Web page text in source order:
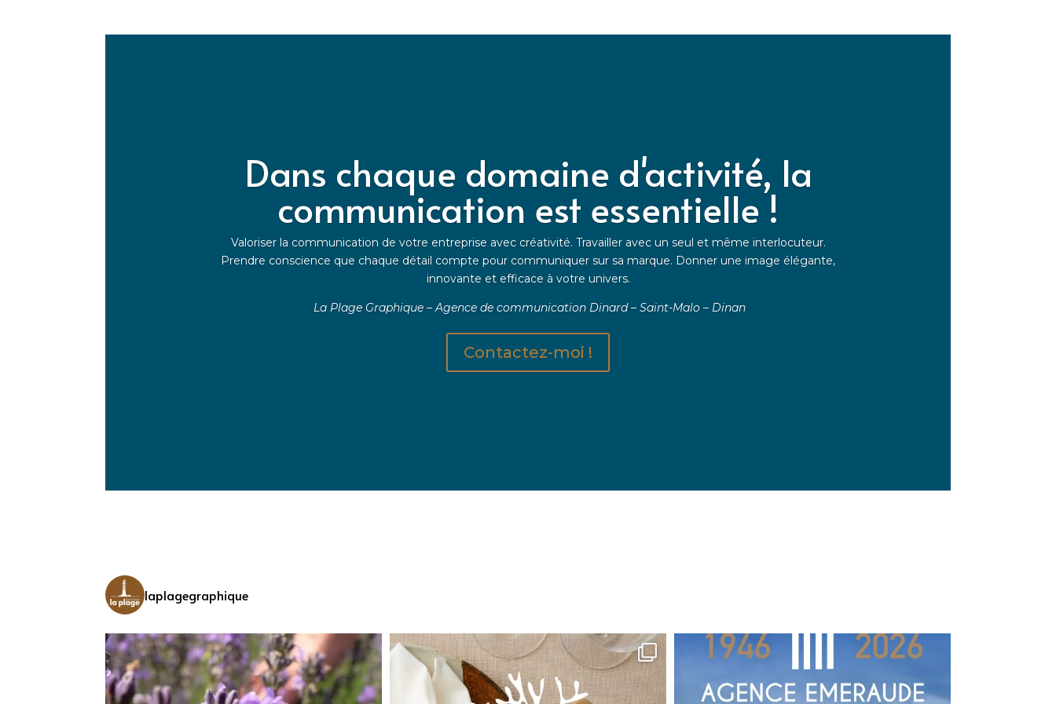
Dans chaque domaine d'activité, la
communication est essentielle !
Valoriser la communication de votre entreprise avec créativité. Travailler avec un seul et même interlocuteur.
Prendre conscience que chaque détail compte pour communiquer sur sa marque. Donner une image élégante,
innovante et efficace à votre univers.
La Plage Graphique – Agence de communication Dinard – Saint-Malo – Dinan
Contactez-moi !
laplagegraphique